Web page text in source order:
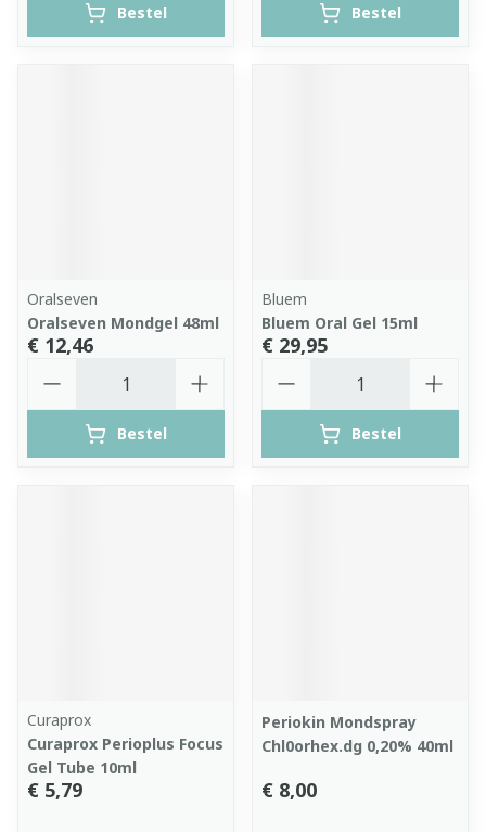
Bestel Bestel
Oralseven
Oralseven Mondgel 48ml
€ 12,46
Bestel
Bluem
Bluem Oral Gel 15ml
€ 29,95
Bestel
Curaprox
Curaprox Perioplus Focus
Gel Tube 10ml
€ 5,79
Periokin Mondspray
Chl0orhex.dg 0,20% 40ml
€ 8,00